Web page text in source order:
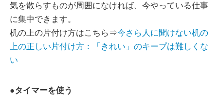
気を散らすものが周囲になければ、今やっている仕事
に集中できます。
机の上の片付け方はこちら⇒今さら人に聞けない机の
上の正しい片付け方：「きれい」のキープは難しくな
い
●タイマーを使う